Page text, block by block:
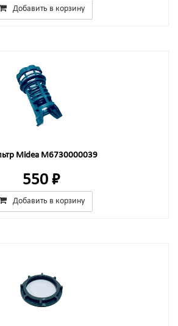
Добавить в корзину
Midea M6730000039
550 ₽
Добавить в корзину